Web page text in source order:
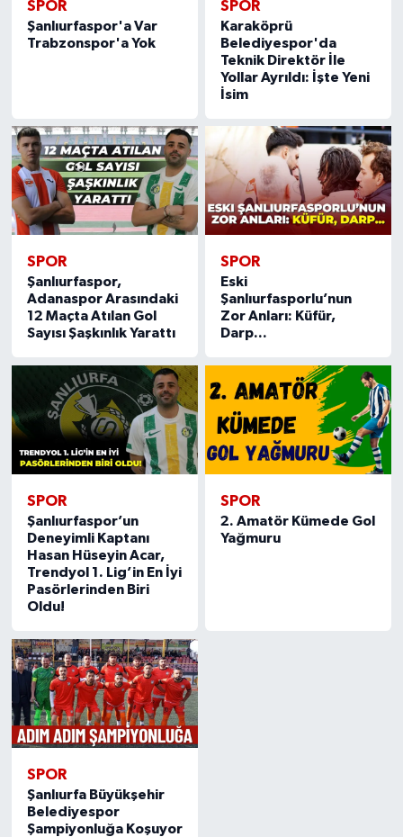
SPOR
Şanlıurfaspor'a Var
Trabzonspor'a Yok
SPOR
Karaköprü
Belediyespor'da
Teknik Direktör İle
Yollar Ayrıldı: İşte Yeni
İsim
SPOR
Şanlıurfaspor,
Adanaspor Arasındaki
12 Maçta Atılan Gol
Sayısı Şaşkınlık Yarattı
SPOR
Eski
Şanlıurfasporlu’nun
Zor Anları: Küfür,
Darp...
SPOR
Şanlıurfaspor’un
Deneyimli Kaptanı
Hasan Hüseyin Acar,
Trendyol 1. Lig’in En İyi
Pasörlerinden Biri
Oldu!
SPOR
2. Amatör Kümede Gol
Yağmuru
SPOR
Şanlıurfa Büyükşehir
Belediyespor
Şampiyonluğa Koşuyor